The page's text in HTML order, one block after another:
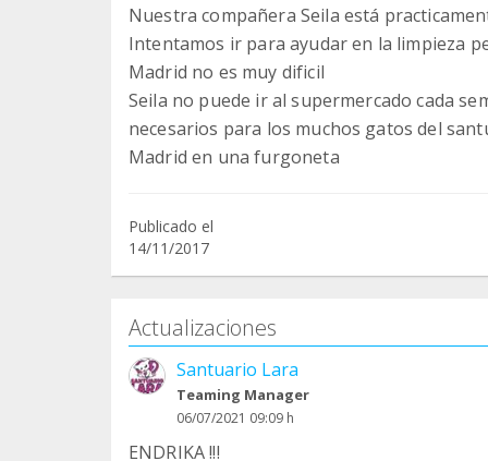
Nuestra compañera Seila está
Intentamos ir para ayudar en la limpieza
Madrid no es muy dificil
Seila no puede ir al supermercado cada
necesarios para los muchos gatos del
Madrid en una furgoneta
Publicado el
14/11/2017
Actualizaciones
Santuario Lara
Teaming Manager
06/07/2021 09:09 h
ENDRIKA !!!